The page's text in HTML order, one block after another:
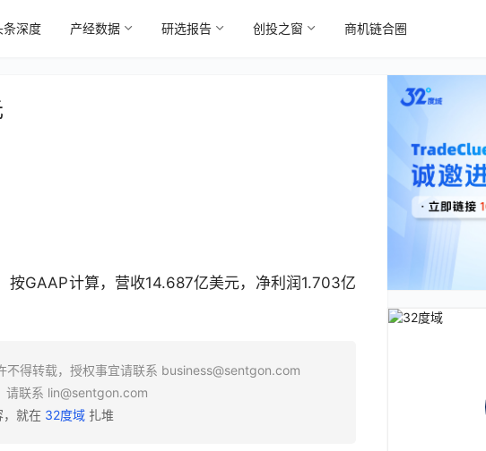
条深度 产经数据 研选报告 创投之窗 商机链合圈
GAAP计算，营收14.687亿美元，净利润1.703亿
不得转载，授权事宜请联系 business@sentgon.com
请联系 lin@sentgon.com
，就在 32度域扎堆